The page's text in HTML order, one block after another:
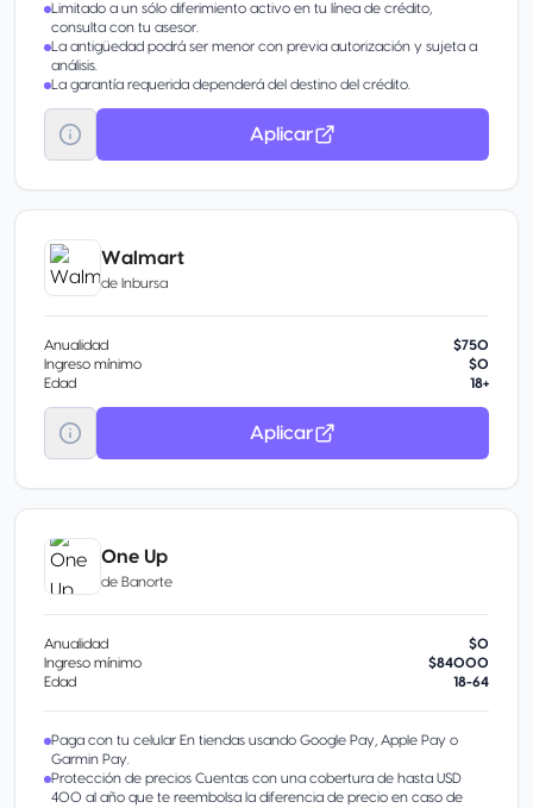
Limitado a un sólo diferimiento activo en tu línea de crédito,
consulta con tu asesor.
La antigüedad podrá ser menor con previa autorización y sujeta a
análisis.
La garantía requerida dependerá del destino del crédito.
Aplicar
Walmart
de Inbursa
Anualidad
$750
Ingreso mínimo
$0
Edad
18+
Aplicar
One Up
de Banorte
Anualidad
$0
Ingreso mínimo
$84000
Edad
18-64
Paga con tu celular En tiendas usando Google Pay, Apple Pay o
Garmin Pay.
Protección de precios Cuentas con una cobertura de hasta USD
400 al año que te reembolsa la diferencia de precio en caso de